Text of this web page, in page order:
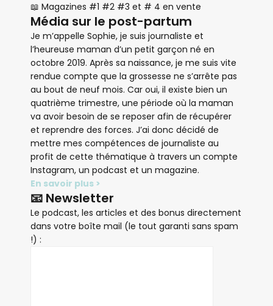
📖 Magazines #1 #2 #3 et # 4 en vente
Média sur le post-partum
Je m’appelle Sophie, je suis journaliste et
l’heureuse maman d’un petit garçon né en
octobre 2019. Après sa naissance, je me suis vite
rendue compte que la grossesse ne s’arrête pas
au bout de neuf mois. Car oui, il existe bien un
quatrième trimestre, une période où la maman
va avoir besoin de se reposer afin de récupérer
et reprendre des forces. J’ai donc décidé de
mettre mes compétences de journaliste au
profit de cette thématique à travers un compte
Instagram, un podcast et un magazine.
En savoir plus >
📧 Newsletter
Le podcast, les articles et des bonus directement
dans votre boîte mail (le tout garanti sans spam
!) :